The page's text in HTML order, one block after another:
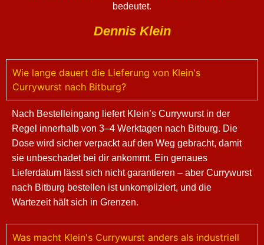
bedeutet.
Dennis Klein
Wie lange dauert die Lieferung von Klein's
Currywurst nach Bitburg?
Nach Bestelleingang liefert Klein’s Currywurst in der
Regel innerhalb von 3–4 Werktagen nach Bitburg. Die
Dose wird sicher verpackt auf den Weg gebracht, damit
sie unbeschadet bei dir ankommt. Ein genaues
Lieferdatum lässt sich nicht garantieren – aber Currywurst
nach Bitburg bestellen ist unkompliziert, und die
Wartezeit hält sich in Grenzen.
Was macht Klein's Currywurst anders als industriell